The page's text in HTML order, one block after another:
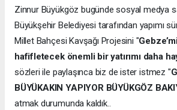
Zinnur Büyükgöz bugünde sosyal medya
Büyükşehir Belediyesi tarafından yapımı
Millet Bahçesi Kavşağı Projesini "
hafifletecek önemli bir yatırımı daha
sözleri ile paylaşınca biz de ister istmez "
BÜYÜKAKIN YAPIYOR BÜYÜKGÖZ
atmak durumunda kaldık..